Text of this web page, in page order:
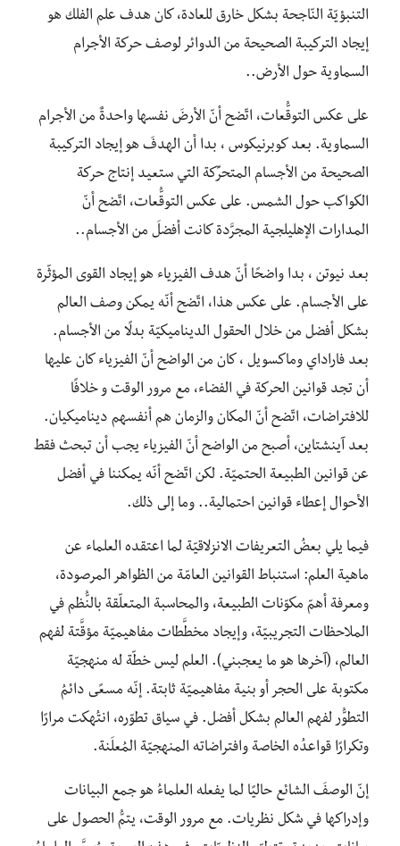
التنبؤيّة النّاجحة بشكل خارق للعادة، كان هدف علم الفلك هو
إيجاد التركيبة الصحيحة من الدوائر لوصف حركة الأجرام
السماوية حول الأرض..
على عكس التوقُّعات، اتّضح أنّ الأرضَ نفسها واحدةٌ من الأجرام
السماوية. بعد كوبرنيكوس ، بدا أن الهدفَ هو إيجاد التركيبة
الصحيحة من الأجسام المتحرِّكة التي ستعيد إنتاج حركة
الكواكب حول الشمس. على عكس التوقُّعات، اتّضح أنّ
المدارات الإهليلجية المجرَّدة كانت أفضلَ من الأجسام..
بعد نيوتن ، بدا واضحًا أنّ هدف الفيزياء هو إيجاد القوى المؤثّرة
على الأجسام. على عكس هذا، اتّضح أنّه يمكن وصف العالم
بشكل أفضل من خلال الحقول الديناميكيّة بدلًا من الأجسام.
بعد فاراداي وماكسويل ، كان من الواضح أنّ الفيزياء كان عليها
أن تجد قوانين الحركة في الفضاء، مع مرور الوقت و خلافًا
للافتراضات، اتّضح أنّ المكان والزمان هم أنفسهم ديناميكيان.
بعد آينشتاين، أصبح من الواضح أنّ الفيزياء يجب أن تبحث فقط
عن قوانين الطبيعة الحتميّة. لكن اتّضح أنّه يمكننا في أفضل
الأحوال إعطاء قوانين احتمالية.. وما إلى ذلك.
فيما يلي بعضُ التعريفات الانزلاقيّة لما اعتقده العلماء عن
ماهية العلم: استنباط القوانين العامّة من الظواهر المرصودة،
ومعرفة أهمّ مكوّنات الطبيعة، والمحاسبة المتعلّقة بالنُّظم في
الملاحظات التجريبيّة، وإيجاد مخطَّطات مفاهيميّة مؤقَّتة لفهم
العالم، (آخرها هو ما يعجبني). العلم ليس خطّة له منهجيّة
مكتوبة على الحجر أو بنية مفاهيميّة ثابتة. إنّه مسعًى دائمُ
التطوُّر لفهم العالم بشكل أفضل. في سياق تطوّره، انتُهكت مرارًا
وتكرارًا قواعدُه الخاصة وافتراضاته المنهجيّة المُعلَنة.
إنّ الوصفَ الشائع حاليًا لما يفعله العلماءُ هو جمع البيانات
وإدراكها في شكل نظريات. مع مرور الوقت، يتمُّ الحصول على